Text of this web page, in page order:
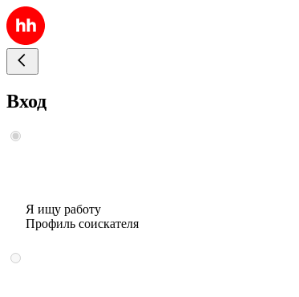
Вход
Я ищу работу
Профиль соискателя